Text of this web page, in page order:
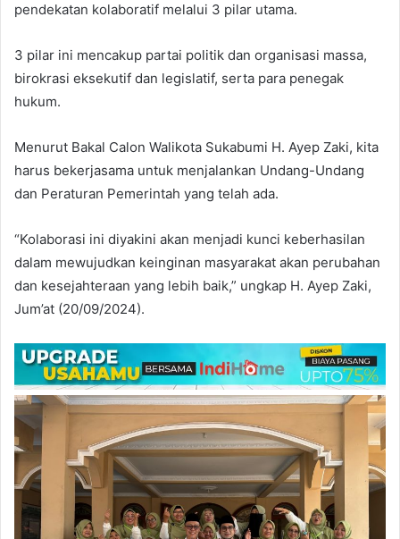
pendekatan kolaboratif melalui 3 pilar utama.
3 pilar ini mencakup partai politik dan organisasi massa,
birokrasi eksekutif dan legislatif, serta para penegak
hukum.
Menurut Bakal Calon Walikota Sukabumi H. Ayep Zaki, kita
harus bekerjasama untuk menjalankan Undang-Undang
dan Peraturan Pemerintah yang telah ada.
“Kolaborasi ini diyakini akan menjadi kunci keberhasilan
dalam mewujudkan keinginan masyarakat akan perubahan
dan kesejahteraan yang lebih baik,” ungkap H. Ayep Zaki,
Jum’at (20/09/2024).